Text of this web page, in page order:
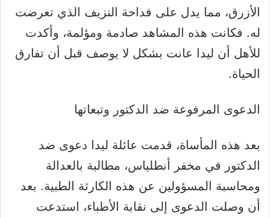
الأزرق، مما يدل على فداحة النزيف الذي تعرضت
له. فكانت هذه المشاهد صادمة ومؤلمة، وأكدت
للأهل أن ليدا عانت بشكل لا يوصف قبل أن تفارق
الحياة.
الدعوى المرفوعة ضد الدكتور وتبعاتها
بعد هذه المأساة، قدمت عائلة ليدا دعوى ضد
الدكتور في مخفر أنطلياس، مطالبة بالعدالة
ومحاسبة المسؤولين عن هذه الكارثة الطبية. بعد
أن وصلت الدعوى إلى نقابة الأطباء، استدعت